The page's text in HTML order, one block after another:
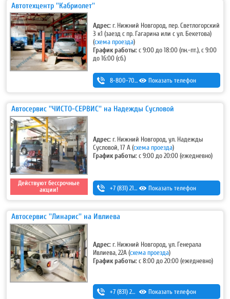
Автотехцентр ''Кабриолет''
Адрес: г. Нижний Новгород, пер. Светлогорский
3 к1 (заезд с пр. Гагарина или с ул. Бекетова)
(схема проезда)
График работы:с 9:00 до 18:00 (пн.-пт.), с 9:00
до 16:00 (сб.)
8-800-700-11-42 Показать телефон
Автосервис ''ЧИСТО-СЕРВИС'' на Надежды Сусловой
Действуют бессрочные
акции!
Адрес: г. Нижний Новгород, ул. Надежды
Сусловой, 17 А(схема проезда)
График работы:с 9:00 до 20:00 (ежедневно)
+7 (831) 213-75-75 (доб. 2) Показать телефон
Автосервис ''Линарис'' на Ивлиева
Адрес: г. Нижний Новгород, ул. Генерала
Ивлиева, 22А(схема проезда)
График работы:с 8:00 до 20:00 (ежедневно)
+7 (831) 266-00-13 Показать телефон